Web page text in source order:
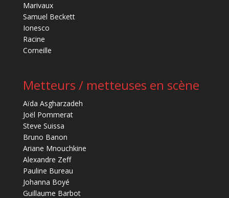
Marivaux
Samuel Beckett
Ionesco
Racine
Corneille
Metteurs / metteuses en scène
Aïda Asgharzadeh
Joël Pommerat
Steve Suissa
Bruno Banon
Ariane Mnouchkine
Alexandre Zeff
Pauline Bureau
Johanna Boyé
Guillaume Barbot